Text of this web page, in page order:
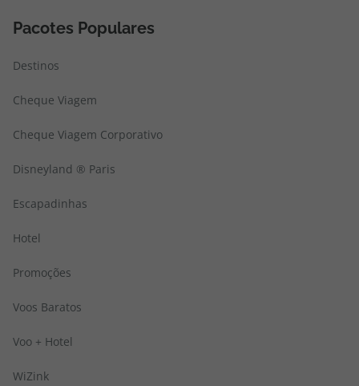
Pacotes Populares
Destinos
Cheque Viagem
Cheque Viagem Corporativo
Disneyland ® Paris
Escapadinhas
Hotel
Promoções
Voos Baratos
Voo + Hotel
WiZink